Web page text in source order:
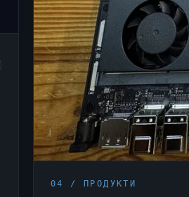
04 / ПРОДУКТИ